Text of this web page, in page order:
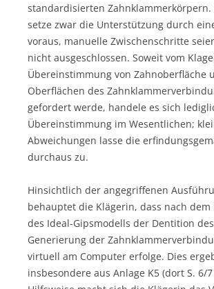
standardisierten Zahnklammerkörpern.
setze zwar die Unterstützung durch
voraus, manuelle Zwischenschritte
nicht ausgeschlossen. Soweit vom
Übereinstimmung von Zahnoberfläche
Oberflächen des
gefordert werde, handele es sich
Übereinstimmung im Wesentlichen;
Abweichungen lasse die
durchaus zu.
Hinsichtlich der angegriffenen
behauptet die Klägerin, dass nach dem
des Ideal-Gipsmodells der Dentition
Generierung der
virtuell am Computer erfolge. Dies
insbesondere aus Anlage K5 (dort S. 6/